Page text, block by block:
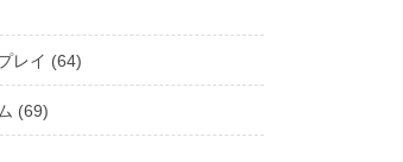
レイ (64)
(69)